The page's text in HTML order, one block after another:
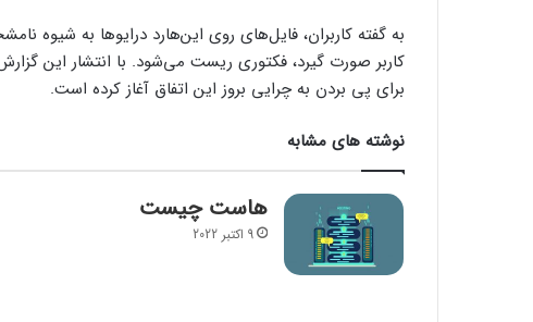
به گفته کاربران، فایل‌های روی این‌هارد درایوها به
کاربر صورت گیرد، فکتوری ریست ‌می‌شود. با انتشار این
برای پی بردن به چرایی بروز این اتفاق آغاز کرده است.
نوشته های مشابه
هاست چیست
9 اکتبر 2022